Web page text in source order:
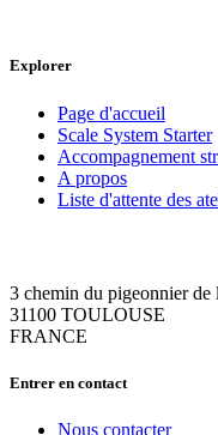
Explorer
Page d'accueil
Scale System Starter
Accompagnement
A propos
Liste d'attente des
3 chemin du pigeonnier de
31100 TOULOUSE
FRANCE
Entrer en contact
Nous contacter